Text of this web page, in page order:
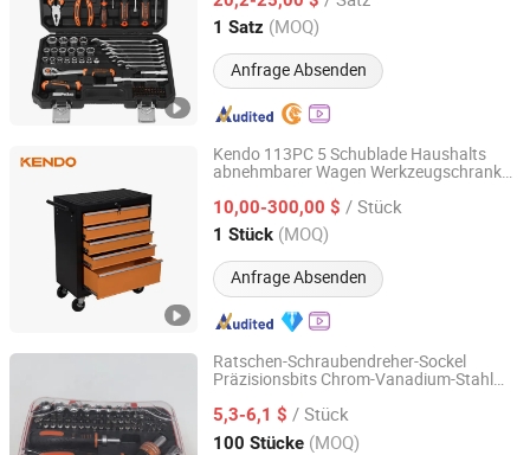
1 Satz (MOQ)
Anfrage Absenden
Zhejiang, China Seit 2026
Kendo 113PC 5 Schublade Haushalts
abnehmbarer Wagen Werkzeugschrank
10,00-300,00 $ / Stück
1 Stück (MOQ)
Anfrage Absenden
Saame Tools (Shanghai) Import & Export Co., Ltd.
Shanghai, China Seit 2020
Ratschen-Schraubendreher-Sockel
Präzisionsbits Chrom-Vanadium-Stahl
5,3-6,1 $ / Stück
100 Stücke (MOQ)
Ningbo Haosheng Tools Co.Ltd
Zhejiang, China Seit 2026